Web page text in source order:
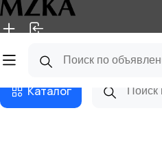
Главная Магазины
Каталог